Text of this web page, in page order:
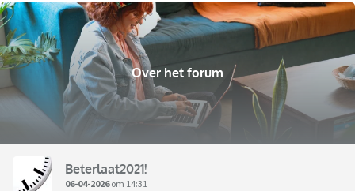
Over het forum
Beterlaat2021!
06-04-2026om 14:31